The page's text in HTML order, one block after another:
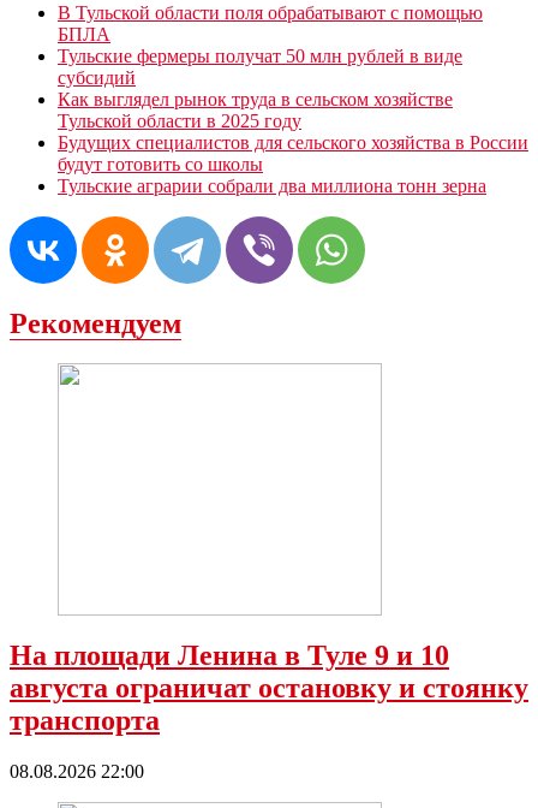
В Тульской области поля обрабатывают с помощью
БПЛА
Тульские фермеры получат 50 млн рублей в виде
субсидий
Как выглядел рынок труда в сельском хозяйстве
Тульской области в 2025 году
Будущих специалистов для сельского хозяйства в России
будут готовить со школы
Тульские аграрии собрали два миллиона тонн зерна
Рекомендуем
На площади Ленина в Туле 9 и 10
августа ограничат остановку и стоянку
транспорта
08.08.2026 22:00